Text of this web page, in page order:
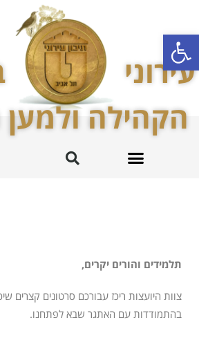
פתח סרגל נגישות
עירוני
הקהילה
תלמידים והורים יקרים,
צוות היועצות ריכז עבורכם סרטונים קצרים
בהתמודדות עם האתגר שבא לפתחנו.